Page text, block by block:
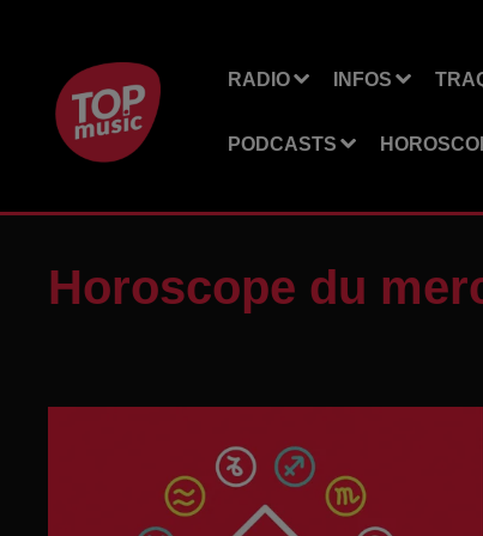
RADIO INFOS
PODCASTS
Horoscope du